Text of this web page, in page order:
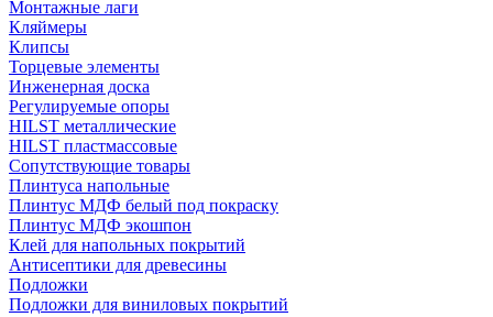
Монтажные лаги
Кляймеры
Клипсы
Торцевые элементы
Инженерная доска
Регулируемые опоры
HILST металлические
HILST пластмассовые
Сопутствующие товары
Плинтуса напольные
Плинтус МДФ белый под покраску
Плинтус МДФ экошпон
Клей для напольных покрытий
Антисептики для древесины
Подложки
Подложки для виниловых покрытий